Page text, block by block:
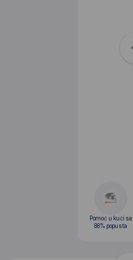
Pomoć u kući sa
88% popusta